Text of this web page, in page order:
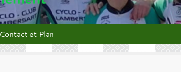
Contact et Plan